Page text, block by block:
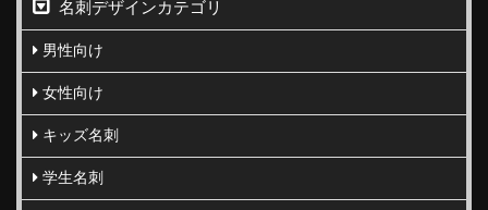
名刺デザインカテゴリ
男性向け
女性向け
キッズ名刺
学生名刺